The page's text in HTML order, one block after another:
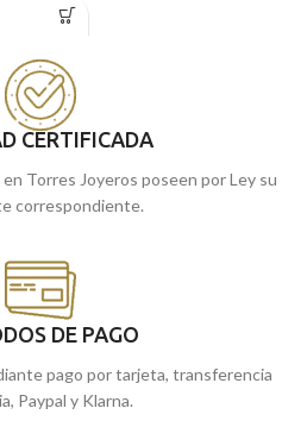
a
de nácar, que hará que esta cruz se
convierta en una parte esencial de ti.
Puedes encontrarlo en nuestras
tiendas de Málaga, o si lo encargas
online, te lo enviamos a casa.
CERTIFICADA
Torres Joyeros poseen por Ley su
correspondiente.
DE PAGO
pago por tarjeta, transferencia
Paypal y Klarna.